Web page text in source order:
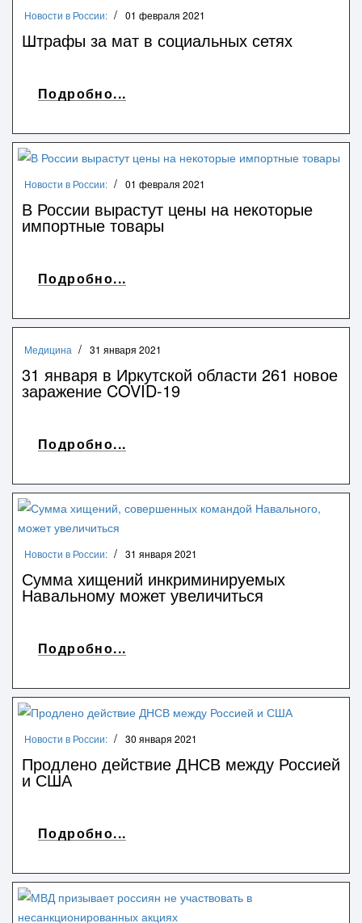
Новости в России: 01 февраля 2021
Штрафы за мат в социальных сетях
Подробно...
Новости в России: 01 февраля 2021
В России вырастут цены на некоторые
импортные товары
Подробно...
Медицина 31 января 2021
31 января в Иркутской области 261 новое
заражение COVID-19
Подробно...
Новости в России: 31 января 2021
Сумма хищений инкриминируемых
Навальному может увеличиться
Подробно...
Новости в России: 30 января 2021
Продлено действие ДНСВ между Россией
и США
Подробно...